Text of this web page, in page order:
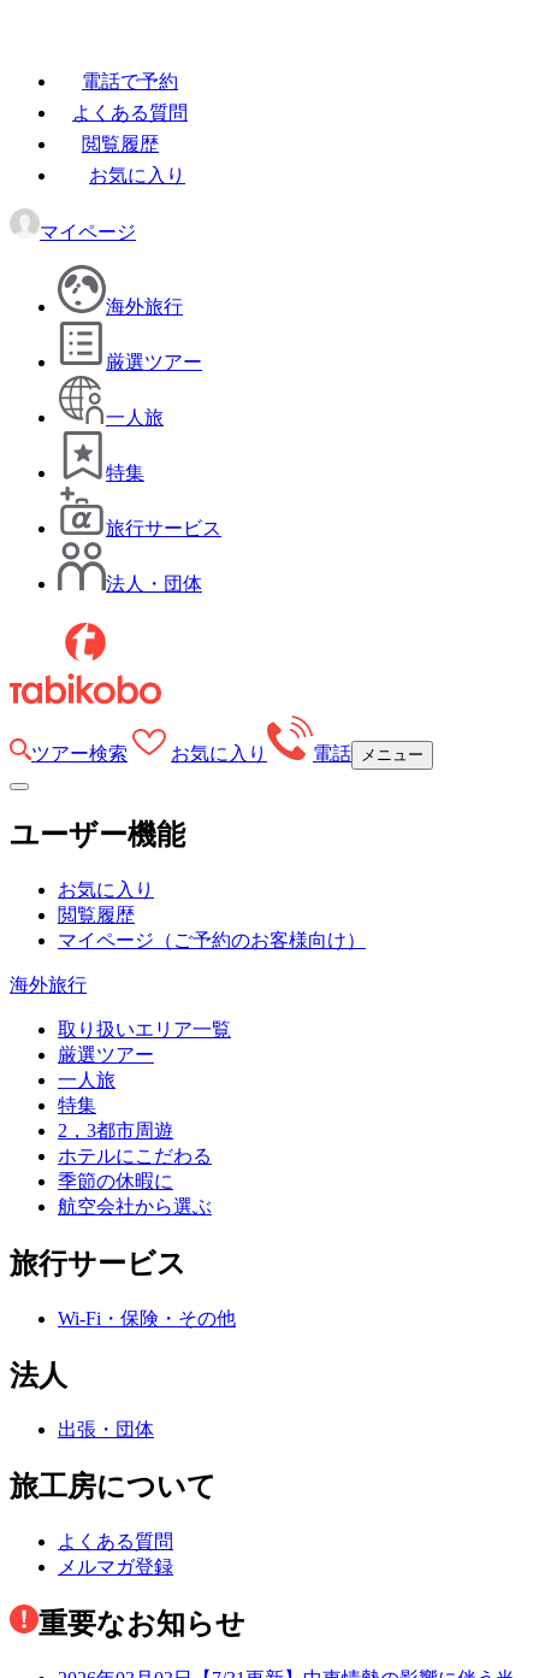
電話で予約
よくある質問
閲覧履歴
お気に入り
マイページ
海外旅行
厳選ツアー
一人旅
特集
旅行サービス
法人・団体
ツアー検索 お気に入り 電話 メニュー
ユーザー機能
お気に入り
閲覧履歴
マイページ （ご予約のお客様向け）
海外旅行
取り扱いエリア一覧
厳選ツアー
一人旅
特集
2，3都市周遊
ホテルにこだわる
季節の休暇に
航空会社から選ぶ
旅行サービス
Wi-Fi・保険・その他
法人
出張・団体
旅工房について
よくある質問
メルマガ登録
重要なお知らせ